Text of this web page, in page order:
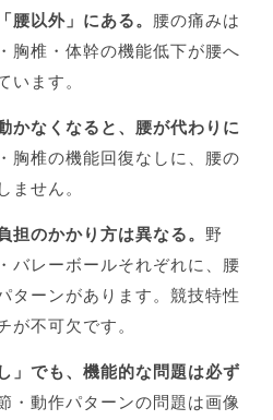
腰以外」にある。 腰の痛みは
胸椎・体幹の機能低下が腰へ
います。
かなくなると、腰が代わりに
胸椎の機能回復なしに、腰の
ません。
担のかかり方は異なる。 野
バレーボールそれぞれに、腰
ターンがあります。競技特性
が不可欠です。
」でも、機能的な問題は必ず
・動作パターンの問題は画像